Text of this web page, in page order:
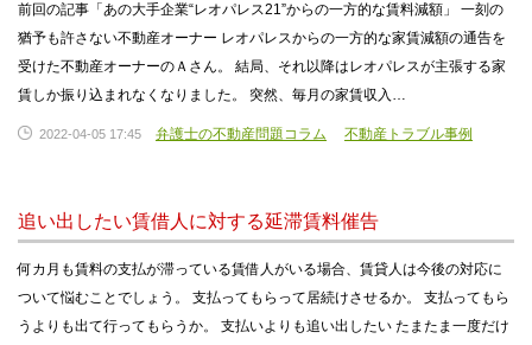
前回の記事「あの大手企業“レオパレス21”からの一方的な賃料減額」 一刻の
猶予も許さない不動産オーナー レオパレスからの一方的な家賃減額の通告を
受けた不動産オーナーのＡさん。 結局、それ以降はレオパレスが主張する家
賃しか振り込まれなくなりました。 突然、毎月の家賃収入…
2022-04-05 17:45 弁護士の不動産問題コラム 不動産トラブル事例
追い出したい賃借人に対する延滞賃料催告
何カ月も賃料の支払が滞っている賃借人がいる場合、賃貸人は今後の対応に
ついて悩むことでしょう。 支払ってもらって居続けさせるか。 支払ってもら
うよりも出て行ってもらうか。 支払いよりも追い出したい たまたま一度だけ